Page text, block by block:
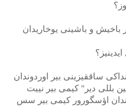
باخیش و باشینی یوخاریدان
ساققیزینی بیر اوردوندان
بللی دیر" کیمی بیر نییت
اؤسگورور کیمی بیر سس